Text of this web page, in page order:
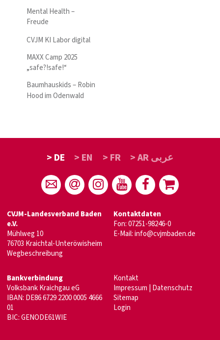
Mental Health –
Freude
CVJM KI Labor digital
MAXX Camp 2025
„safe?!safe!“
Baumhauskids – Robin
Hood im Odenwald
> DE > EN > FR > AR عربى
CVJM-Landesverband Baden
e.V.
Mühlweg 10
76703 Kraichtal-Unteröwisheim
Wegbeschreibung
Kontaktdaten
Fon: 07251-98246-0
E-Mail:info@cvjmbaden.de
Bankverbindung
Volksbank Kraichgau eG
IBAN: DE86 6729 2200 0005 4666
01
BIC: GENODE61WIE
Kontakt
Impressum Datenschutz
Sitemap
Login